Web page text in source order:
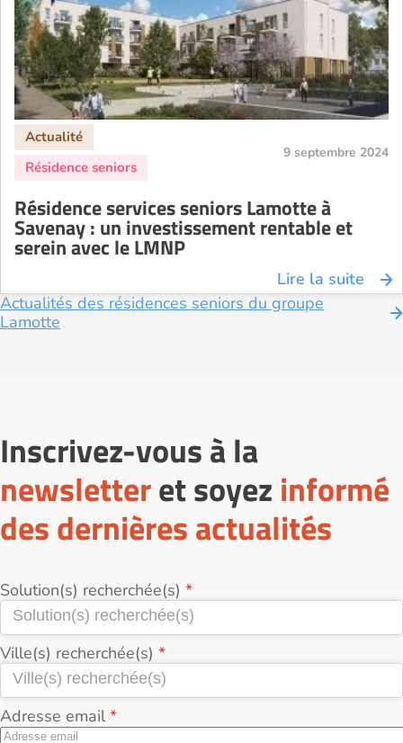
9 septembre 2024
Résidence services seniors Lamotte à
Savenay : un investissement rentable et
serein avec le LMNP
Lire la suite
Actualités des résidences seniors du groupe
Lamotte
Inscrivez-vous à la
newsletteret soyez informé
des dernières actualités
Solution(s) recherchée(s)
Ville(s) recherchée(s)
Adresse email